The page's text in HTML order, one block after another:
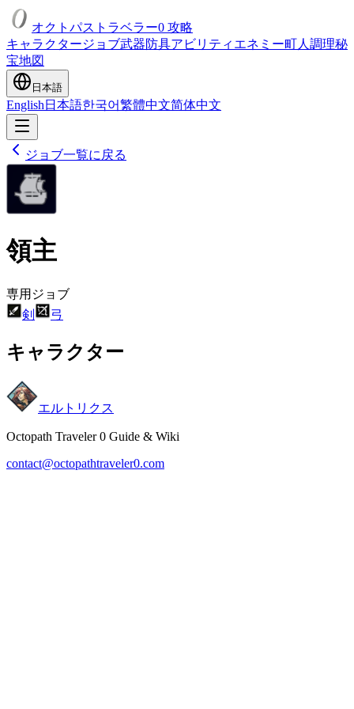
オクトパストラベラー0 攻略
キャラクタージョブ武器防具アビリティ エネミー町人 調理秘
宝地図
日本語
English 日本語한국어繁體中文简体中文
ジョブ一覧に戻る
領主
専用ジョブ
剣
弓
キャラクター
エルトリクス
Octopath Traveler 0 Guide & Wiki
contact@octopathtraveler0.com